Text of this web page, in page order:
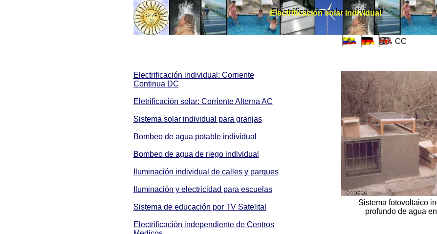
Sistema fotovoltaico
profundo de agua
Electrificación solar individual
Electrificación solar individual
Electrificación individual: Corriente
Continua DC
Eletrificación solar: Corriente Alterna AC
Sistema solar individual para granjas
Bombeo de agua potable individual
Bombeo de agua de riego individual
Iluminación individual de calles y parques
Iluminación y electricidad para escuelas
Sistema de educación por TV Satelital
Electrificación independiente de Centros
CC